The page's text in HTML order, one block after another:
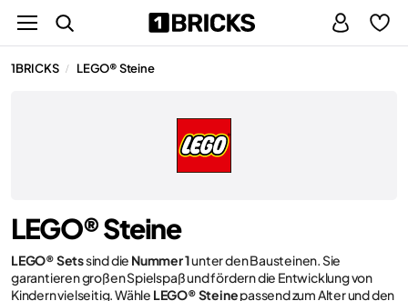
1BRICKS / LEGO® Steine
LEGO® Steine
LEGO® Setssind die Nummer 1unter den Bausteinen. Sie
garantieren großen Spielspaß und fördern die Entwicklung von
Kindern vielseitig. Wähle LEGO® Steinepassend zum Alter und den